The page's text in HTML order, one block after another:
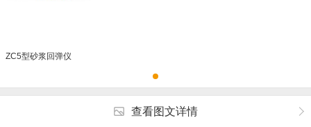
ZC5型砂浆回弹仪
查看图文详情